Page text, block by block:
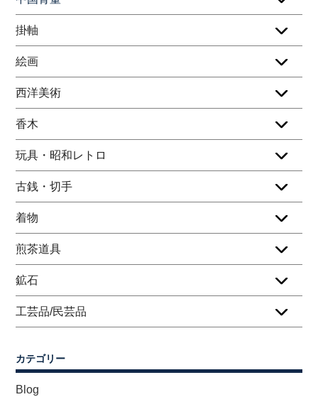
掛軸
絵画
西洋美術
香木
玩具・昭和レトロ
古銭・切手
着物
煎茶道具
鉱石
工芸品/民芸品
カテゴリー
Blog